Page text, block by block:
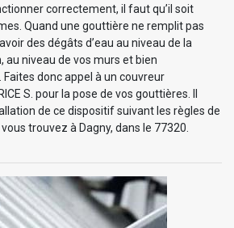
correctement, il faut qu’il soit
Quand une gouttière ne remplit pas
des dégâts d’eau au niveau de la
au niveau de vos murs et bien
donc appel à un couvreur
S. pour la pose de vos gouttières. Il
de ce dispositif suivant les règles de
trouvez à Dagny, dans le 77320.